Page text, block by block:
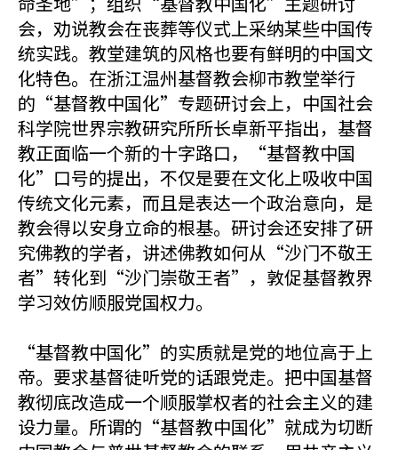
会，劝说教会在丧葬等仪式上采纳某些中国传
统实践。教堂建筑的风格也要有鲜明的中国文
化特色。在浙江温州基督教会柳市教堂举行
的“基督教中国化”专题研讨会上，中国社会
科学院世界宗教研究所所长卓新平指出，基督
教正面临一个新的十字路口，“基督教中国
化”口号的提出，不仅是要在文化上吸收中国
传统文化元素，而且是表达一个政治意向，是
教会得以安身立命的根基。研讨会还安排了研
究佛教的学者，讲述佛教如何从“沙门不敬王
者”转化到“沙门崇敬王者”，敦促基督教界
学习效仿顺服党国权力。
“基督教中国化”的实质就是党的地位高于上
帝。要求基督徒听党的话跟党走。把中国基督
教彻底改造成一个顺服掌权者的社会主义的建
设力量。所谓的“基督教中国化”就成为切断